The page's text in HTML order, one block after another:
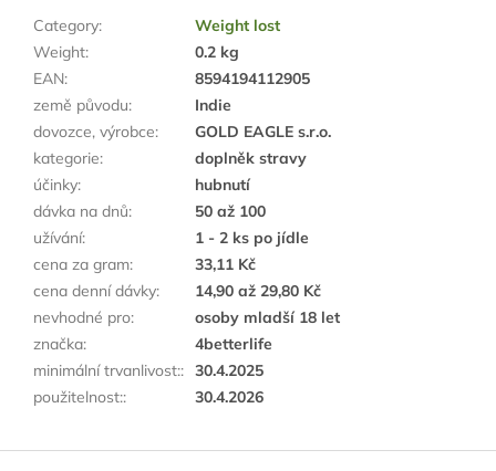
Category:
Weight lost
Weight:
0.2 kg
EAN:
8594194112905
země původu:
Indie
dovozce, výrobce:
GOLD EAGLE s.r.o.
kategorie:
doplněk stravy
účinky:
hubnutí
dávka na dnů:
50 až 100
užívání:
1 - 2 ks po jídle
cena za gram:
33,11 Kč
cena denní dávky:
14,90 až 29,80 Kč
nevhodné pro:
osoby mladší 18 let
značka:
4betterlife
minimální trvanlivost:: 30.4.2025
použitelnost:: 30.4.2026